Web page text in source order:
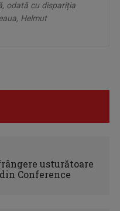
odată cu dispariția
Helmut
usturătoare
Conference